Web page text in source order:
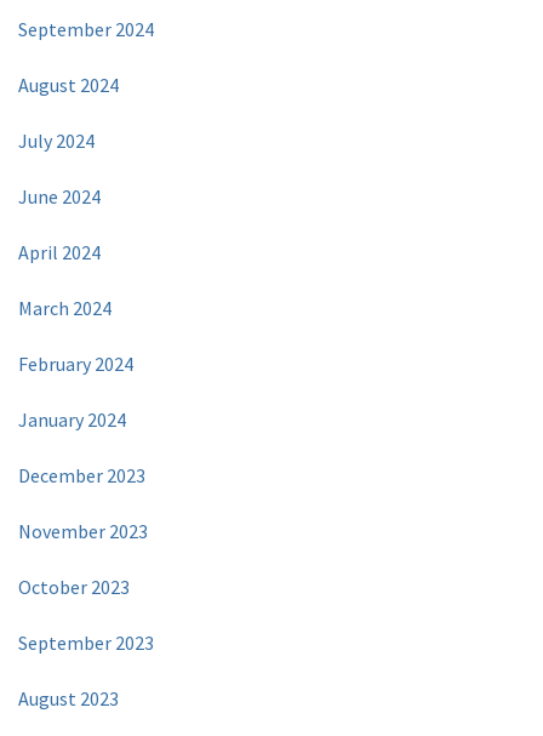
September 2024
August 2024
July 2024
June 2024
April 2024
March 2024
February 2024
January 2024
December 2023
November 2023
October 2023
September 2023
August 2023